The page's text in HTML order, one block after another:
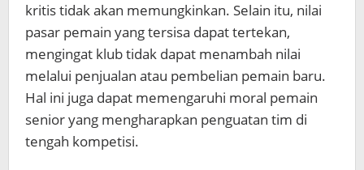
kritis tidak akan memungkinkan. Selain itu, nilai
pasar pemain yang tersisa dapat tertekan,
mengingat klub tidak dapat menambah nilai
melalui penjualan atau pembelian pemain baru.
Hal ini juga dapat memengaruhi moral pemain
senior yang mengharapkan penguatan tim di
tengah kompetisi.